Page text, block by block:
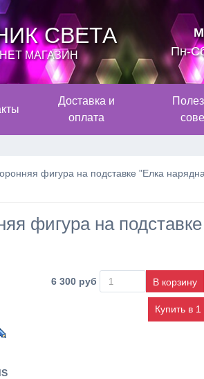
СВЕТА
МАГАЗИН
Пн-
Доставка и
оплата
фигура на подставке "Елка
фигура на подставке
6 300 руб
Купить в 1